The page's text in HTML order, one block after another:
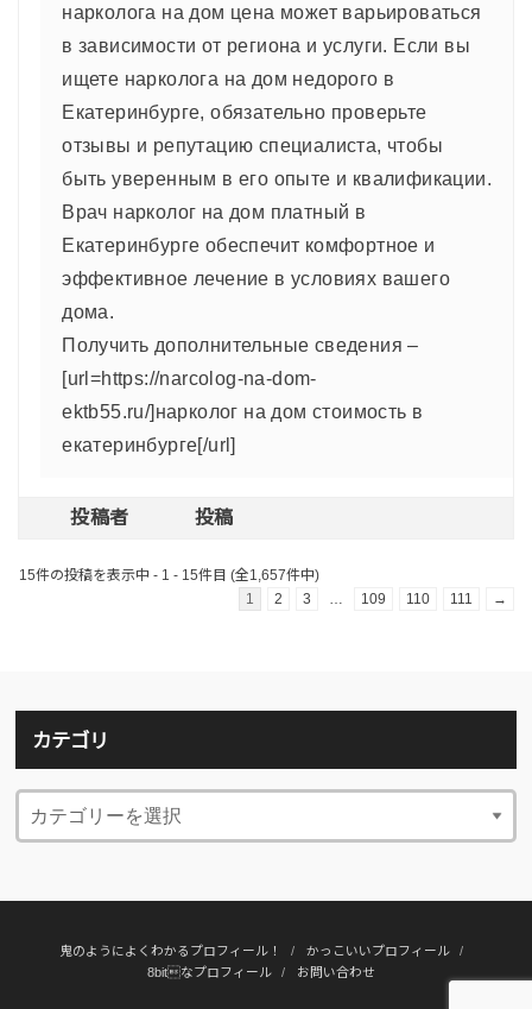
нарколога на дом цена может варьироваться
в зависимости от региона и услуги. Если вы
ищете нарколога на дом недорого в
Екатеринбурге, обязательно проверьте
отзывы и репутацию специалиста, чтобы
быть уверенным в его опыте и квалификации.
Врач нарколог на дом платный в
Екатеринбурге обеспечит комфортное и
эффективное лечение в условиях вашего
дома.
Получить дополнительные сведения –
[url=https://narcolog-na-dom-
ektb55.ru/]нарколог на дом стоимость в
екатеринбурге[/url]
投稿者 投稿
15件の投稿を表示中 - 1 - 15件目 (全1,657件中)
1
2 3 109 110 111 →
カテゴリ
鬼のようによくわかるプロフィール！
かっこいいプロフィール
8bitなプロフィール
お問い合わせ